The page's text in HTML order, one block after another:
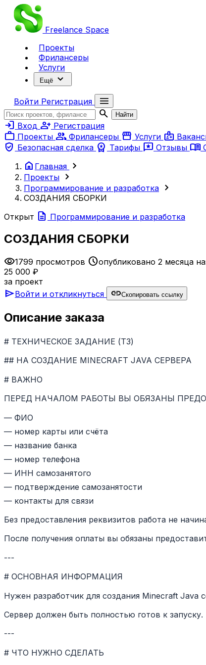
Freelance Space
Проекты
Фрилансеры
Услуги
Ещё expand_more
Войти Регистрация
menu
search
Найти
login Вход person_add Регистрация
work Проекты group Фрилансеры storefront Услуги badge
verified_user Безопасная сделка workspace_premium Тарифы reviews Отзывы menu_book
home Главная chevron_right
Проекты chevron_right
Программирование и разработка chevron_right
СОЗДАНИЯ СБОРКИ
Открыт description Программирование и разработка
СОЗДАНИЯ СБОРКИ
visibility1799 просмотров scheduleопубликовано 2 месяца
25 000 ₽
за проект
sendВойти и откликнуться linkСкопировать ссылку
Описание заказа
# ТЕХНИЧЕСКОЕ ЗАДАНИЕ (ТЗ)
## НА СОЗДАНИЕ MINECRAFT JAVA СЕРВЕРА
# ВАЖНО
ПЕРЕД НАЧАЛОМ РАБОТЫ ВЫ ОБЯЗАНЫ
— ФИО
— номер карты или счёта
— название банка
— номер телефона
— ИНН самозанятого
— подтверждение самозанятости
— контакты для связи
Без предоставления реквизитов работа не
После получения оплаты вы обязаны
---
# ОСНОВНАЯ ИНФОРМАЦИЯ
Нужен разработчик для создания Minecraft Java
Сервер должен быть полностью готов к запуску.
---
# ЧТО НУЖНО СДЕЛАТЬ